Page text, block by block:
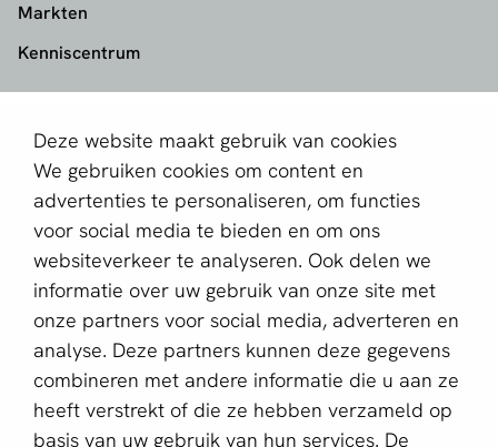
Deze website maakt gebruik van cookies
We gebruiken cookies om content en
advertenties te personaliseren, om functies
voor social media te bieden en om ons
websiteverkeer te analyseren. Ook delen we
informatie over uw gebruik van onze site met
onze partners voor social media, adverteren en
analyse. Deze partners kunnen deze gegevens
combineren met andere informatie die u aan ze
heeft verstrekt of die ze hebben verzameld op
basis van uw gebruik van hun services. De
Markten
Kenniscentrum
Contact
Over ons
Partner worden
Schrijf je in voor de nieuwsbrief
E-mailadres *
Deze website wordt beschermd door reCAPTCHA en het